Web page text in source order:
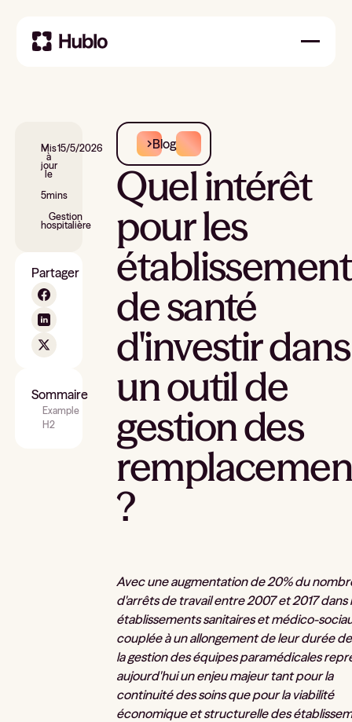
Mis
à
jour
le
15/5/2026
5mins
Gestion
hospitalière
Partager
Sommaire
Example
H2
Blog
Quel intérêt
pour les
de santé
d'investir dans
un outil de
gestion des
?
Avec une augmentation de 20% du
d'arrêts de travail entre 2007 et 2017 dans
établissements sanitaires et médico-
couplée à un allongement de leur durée de
la gestion des équipes paramédicales
aujourd'hui un enjeu majeur tant pour la
continuité des soins que pour la viabilité
économique et structurelle des